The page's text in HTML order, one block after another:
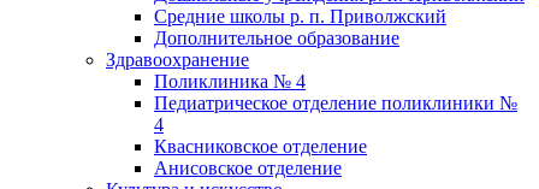
Средние школы р. п. Приволжский
Дополнительное образование
Здравоохранение
Поликлиника № 4
Педиатрическое отделение поликлиники №
4
Квасниковское отделение
Анисовское отделение